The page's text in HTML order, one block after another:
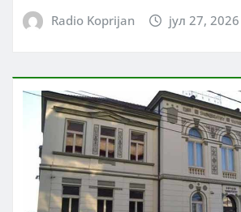
Radio Koprijan јул 27, 2026